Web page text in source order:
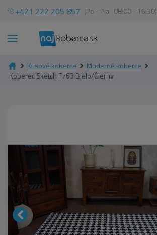
+421 222 205 857 (Po - Pia 08:00 - 16:30)
Kusové koberce
Moderné koberce
Koberec Sketch F763 Bielo/Čierny